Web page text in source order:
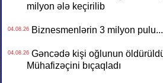
milyon ələ keçirilib
04.08.26Biznesmenlərin 3 milyon
04.08.26Gəncədə kişi oğlunun
Mühafizəçini bıçaqladı